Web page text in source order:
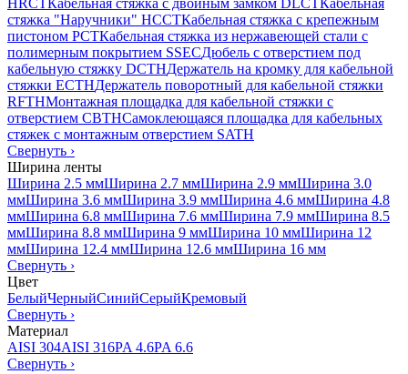
HRCT Кабельная стяжка с двойным замком DLCT
Кабельная
стяжка "Наручники" HCCTКабельная стяжка с крепежным
пистоном PCTКабельная стяжка из нержавеющей стали с
полимерным покрытием SSECДюбель с отверстием под
кабельную стяжку DCTHДержатель на кромку для кабельной
стяжки ECTHДержатель поворотный для кабельной стяжки
RFTHМонтажная площадка для кабельной стяжки с
отверстием CBTHСамоклеющаяся площадка для кабельных
стяжек с монтажным отверстием SATH
Свернуть ›
Ширина ленты
Ширина 2.5 ммШирина 2.7 ммШирина 2.9 ммШирина 3.0
ммШирина 3.6 ммШирина 3.9 ммШирина 4.6 ммШирина 4.8
ммШирина 6.8 ммШирина 7.6 ммШирина 7.9 ммШирина 8.5
ммШирина 8.8 ммШирина 9 ммШирина 10 ммШирина 12
ммШирина 12.4 ммШирина 12.6 ммШирина 16 мм
Свернуть ›
Цвет
БелыйЧерныйСинийСерыйКремовый
Свернуть ›
Материал
AISI 304AISI 316PA 4.6PA 6.6
Свернуть ›